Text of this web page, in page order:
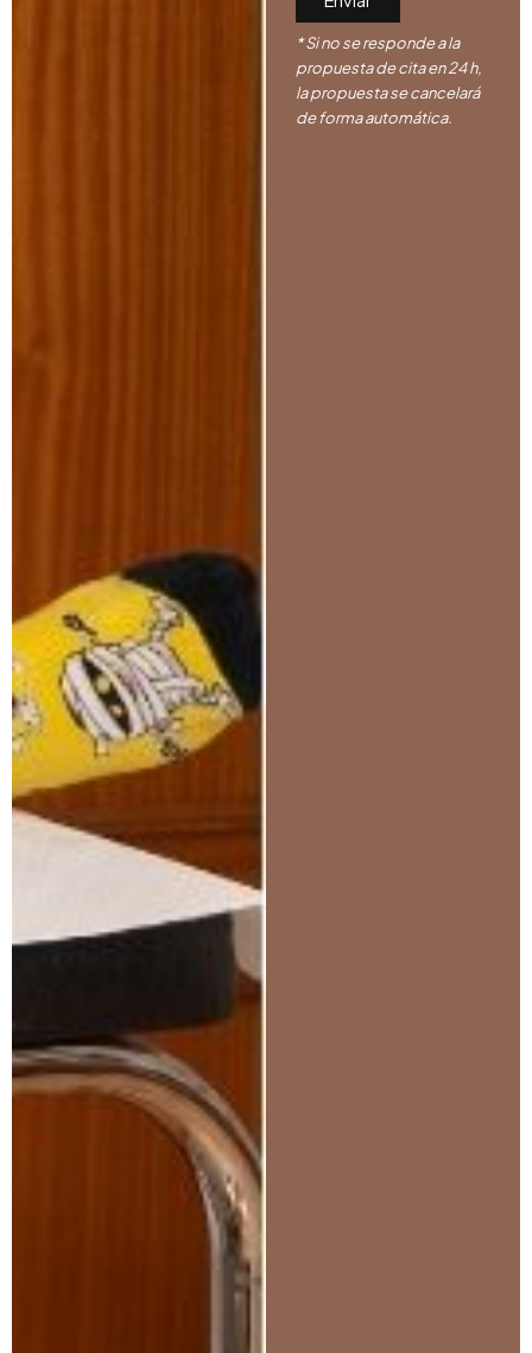
* Si no se responde a la
propuesta de cita en 24 h,
la propuesta se cancelará
de forma automática.